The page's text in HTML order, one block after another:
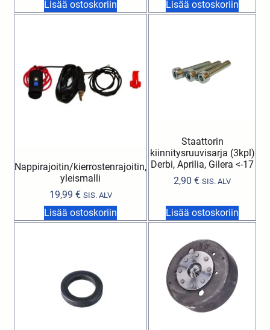
Lisää ostoskoriin Lisää ostoskoriin
Nappirajoitin/kierrostenrajoitin,
yleismalli
19,99 € SIS. ALV
Lisää ostoskoriin
Staattorin
kiinnitysruuvisarja (3kpl)
Derbi, Aprilia, Gilera <-17
2,90 € SIS. ALV
Lisää ostoskoriin